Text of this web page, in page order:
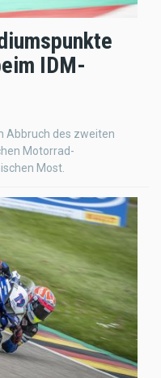
IDM-
Abbruch des zweiten
Motorrad-
Most.